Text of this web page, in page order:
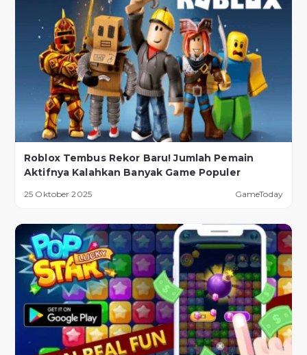
Roblox Tembus Rekor Baru! Jumlah Pemain
Aktifnya Kalahkan Banyak Game Populer
25 Oktober 2025 GameToday